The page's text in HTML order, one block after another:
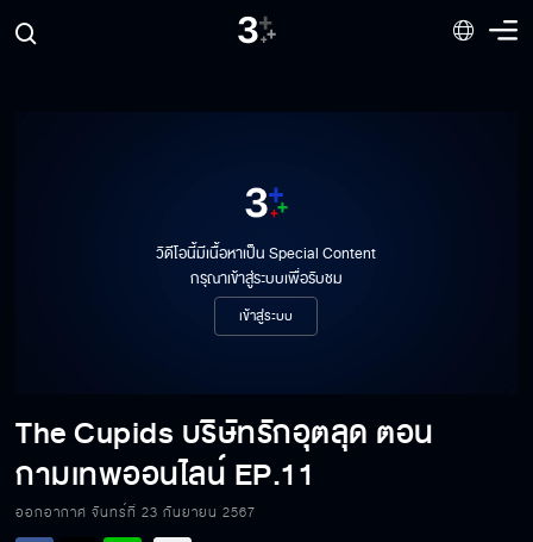
วิดีโอนี้มีเนื้อหาเป็น Special Content
กรุณาเข้าสู่ระบบเพื่อรับชม
เข้าสู่ระบบ
The Cupids บริษัทรักอุตลุด ตอน
กามเทพออนไลน์ EP.11
ออกอากาศ จันทร์ที่ 23 กันยายน 2567